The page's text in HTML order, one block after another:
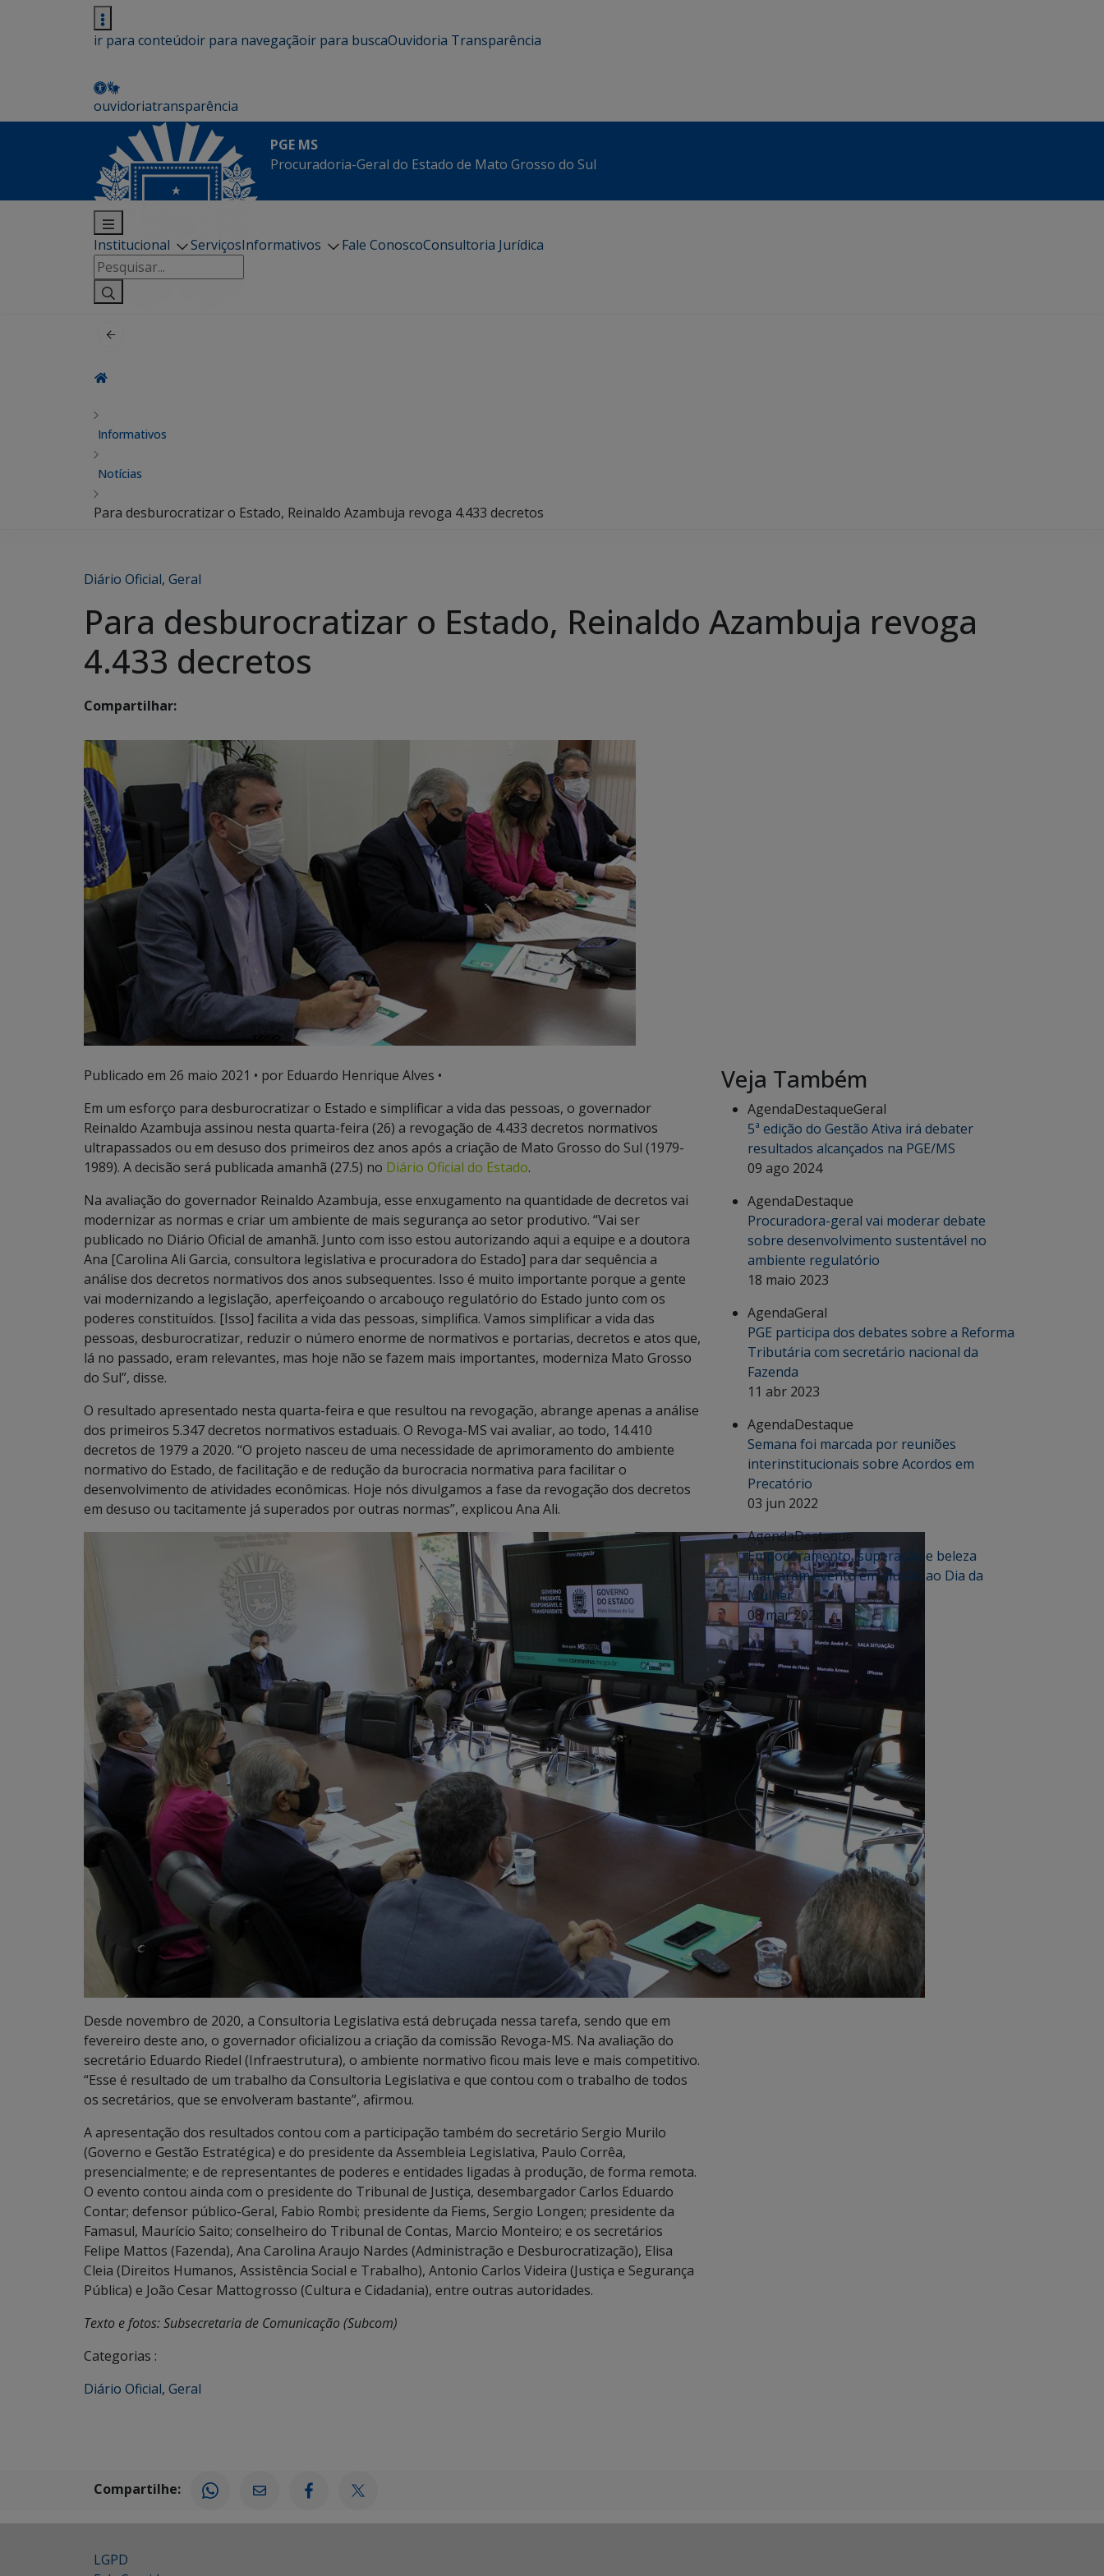
ir para conteúdoir para navegaçãoir para buscaOuvidoria Transparência
ouvidoriatransparência
PGE MS
Procuradoria-Geral do Estado de Mato Grosso do Sul
Institucional ServiçosInformativos Fale ConoscoConsultoria Jurídica
Pesquisar
por:
Informativos
Notícias
Para desburocratizar o Estado, Reinaldo Azambuja revoga 4.433 decretos
Diário Oficial, Geral
Para desburocratizar o Estado, Reinaldo Azambuja revoga
4.433 decretos
Compartilhar:
Publicado em 26 maio 2021 • por Eduardo Henrique Alves •
Em um esforço para desburocratizar o Estado e simplificar a vida das pessoas, o governador
Reinaldo Azambuja assinou nesta quarta-feira (26) a revogação de 4.433 decretos normativos
ultrapassados ou em desuso dos primeiros dez anos após a criação de Mato Grosso do Sul (1979-
1989). A decisão será publicada amanhã (27.5) no Diário Oficial do Estado.
Na avaliação do governador Reinaldo Azambuja, esse enxugamento na quantidade de decretos vai
modernizar as normas e criar um ambiente de mais segurança ao setor produtivo. “Vai ser
publicado no Diário Oficial de amanhã. Junto com isso estou autorizando aqui a equipe e a doutora
Ana [Carolina Ali Garcia, consultora legislativa e procuradora do Estado] para dar sequência a
análise dos decretos normativos dos anos subsequentes. Isso é muito importante porque a gente
vai modernizando a legislação, aperfeiçoando o arcabouço regulatório do Estado junto com os
poderes constituídos. [Isso] facilita a vida das pessoas, simplifica. Vamos simplificar a vida das
pessoas, desburocratizar, reduzir o número enorme de normativos e portarias, decretos e atos que,
lá no passado, eram relevantes, mas hoje não se fazem mais importantes, moderniza Mato Grosso
do Sul”, disse.
O resultado apresentado nesta quarta-feira e que resultou na revogação, abrange apenas a análise
dos primeiros 5.347 decretos normativos estaduais. O Revoga-MS vai avaliar, ao todo, 14.410
decretos de 1979 a 2020. “O projeto nasceu de uma necessidade de aprimoramento do ambiente
normativo do Estado, de facilitação e de redução da burocracia normativa para facilitar o
desenvolvimento de atividades econômicas. Hoje nós divulgamos a fase da revogação dos decretos
em desuso ou tacitamente já superados por outras normas”, explicou Ana Ali.
Desde novembro de 2020, a Consultoria Legislativa está debruçada nessa tarefa, sendo que em
fevereiro deste ano, o governador oficializou a criação da comissão Revoga-MS. Na avaliação do
secretário Eduardo Riedel (Infraestrutura), o ambiente normativo ficou mais leve e mais competitivo.
“Esse é resultado de um trabalho da Consultoria Legislativa e que contou com o trabalho de todos
os secretários, que se envolveram bastante”, afirmou.
A apresentação dos resultados contou com a participação também do secretário Sergio Murilo
(Governo e Gestão Estratégica) e do presidente da Assembleia Legislativa, Paulo Corrêa,
presencialmente; e de representantes de poderes e entidades ligadas à produção, de forma remota.
O evento contou ainda com o presidente do Tribunal de Justiça, desembargador Carlos Eduardo
Contar; defensor público-Geral, Fabio Rombi; presidente da Fiems, Sergio Longen; presidente da
Famasul, Maurício Saito; conselheiro do Tribunal de Contas, Marcio Monteiro; e os secretários
Felipe Mattos (Fazenda), Ana Carolina Araujo Nardes (Administração e Desburocratização), Elisa
Cleia (Direitos Humanos, Assistência Social e Trabalho), Antonio Carlos Videira (Justiça e Segurança
Pública) e João Cesar Mattogrosso (Cultura e Cidadania), entre outras autoridades.
Texto e fotos: Subsecretaria de Comunicação (Subcom)
Categorias :
Diário Oficial, Geral
Veja Também
AgendaDestaqueGeral
5ª edição do Gestão Ativa irá debater
resultados alcançados na PGE/MS
09 ago 2024
AgendaDestaque
Procuradora-geral vai moderar debate
sobre desenvolvimento sustentável no
ambiente regulatório
18 maio 2023
AgendaGeral
PGE participa dos debates sobre a Reforma
Tributária com secretário nacional da
Fazenda
11 abr 2023
AgendaDestaque
Semana foi marcada por reuniões
interinstitucionais sobre Acordos em
Precatório
03 jun 2022
AgendaDestaque
Empoderamento, superação e beleza
marcaram evento em alusão ao Dia da
Mulher
08 mar 2022
Compartilhe:
LGPD